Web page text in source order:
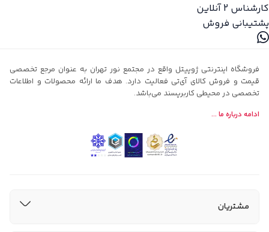
کارشناس 2
آنلاین
پشتیبانی فروش
فروشگاه اینترنتی ژوپیتل واقع در مجتمع نور تهران به عنوان مرجع تخصصی
قیمت و فروش کالای آی‌تی فعالیت دارد. هدف ما ارائه محصولات و اطلاعات
تخصصی در محیطی کاربرپسند می‌باشد.
ادامه درباره ما ...
مشتریان